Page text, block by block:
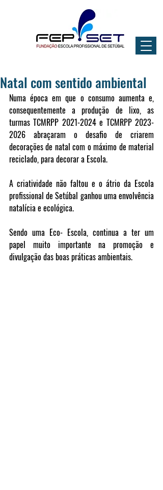
Natal com sentido ambiental
Numa época em que o consumo aumenta e,
consequentemente a produção de lixo, as
turmas TCMRPP 2021-2024 e TCMRPP 2023-
2026 abraçaram o desafio de criarem
decorações de natal com o máximo de material
reciclado, para decorar a Escola.
A criatividade não faltou e o átrio da Escola
profissional de Setúbal ganhou uma envolvência
natalícia e ecológica.
Sendo uma Eco- Escola, continua a ter um
papel muito importante na promoção e
divulgação das boas práticas ambientais.